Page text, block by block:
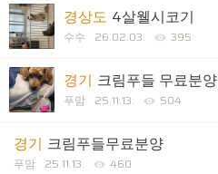
경상도 4살웰시코기
수수 26.02.03. 395
경기 크림푸들 무료분양
푸맘 25.11.13. 504
경기 크림푸들무료분양
푸맘 25.11.13. 460